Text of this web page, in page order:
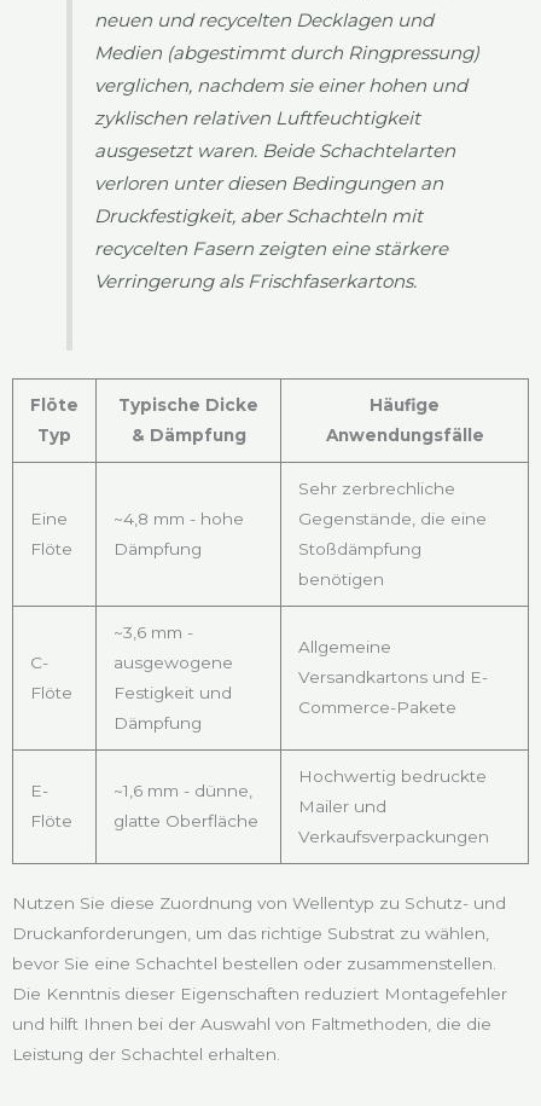
neuen und recycelten Decklagen und
Medien (abgestimmt durch Ringpressung)
verglichen, nachdem sie einer hohen und
zyklischen relativen Luftfeuchtigkeit
ausgesetzt waren. Beide Schachtelarten
verloren unter diesen Bedingungen an
Druckfestigkeit, aber Schachteln mit
recycelten Fasern zeigten eine stärkere
Verringerung als Frischfaserkartons.
Flöte
Typ
Typische Dicke
& Dämpfung
Häufige
Anwendungsfälle
Eine
Flöte
~4,8 mm - hohe
Dämpfung
Sehr zerbrechliche
Gegenstände, die eine
Stoßdämpfung
benötigen
C-
Flöte
~3,6 mm -
ausgewogene
Festigkeit und
Dämpfung
Allgemeine
Versandkartons und E-
Commerce-Pakete
E-
Flöte
~1,6 mm - dünne,
glatte Oberfläche
Hochwertig bedruckte
Mailer und
Verkaufsverpackungen
Nutzen Sie diese Zuordnung von Wellentyp zu Schutz- und
Druckanforderungen, um das richtige Substrat zu wählen,
bevor Sie eine Schachtel bestellen oder zusammenstellen.
Die Kenntnis dieser Eigenschaften reduziert Montagefehler
und hilft Ihnen bei der Auswahl von Faltmethoden, die die
Leistung der Schachtel erhalten.